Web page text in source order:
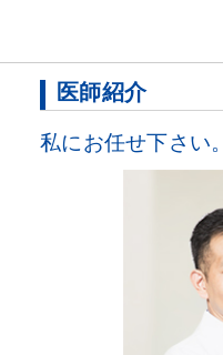
医師紹介
私にお任せ下さい。